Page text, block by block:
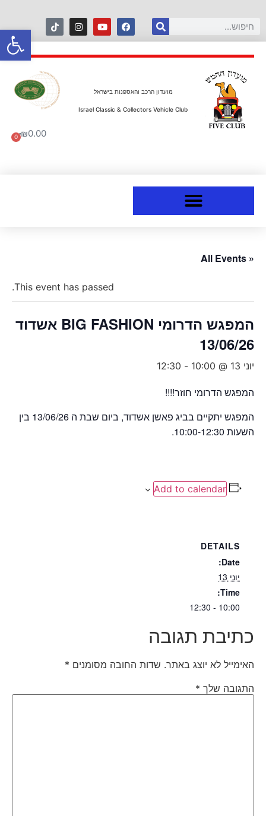
מועדון הרכב והאספנות בישראל
Israel Classic & Collectors Vehicle Club
₪0.00
0
« All Events
This event has passed.
המפגש הדרומי BIG FASHION אשדוד
13/06/26
יוני 13 @ 10:00 -
12:30
המפגש הדרומי חוזר!!!!
המפגש יתקיים בביג פאשן אשדוד, ביום שבת ה 13/06/26 בין
השעות 10:00-12:30.
Add to calendar
DETAILS
Date:
יוני 13
Time:
10:00 - 12:30
כתיבת תגובה
האימייל לא יוצג באתר. שדות החובה מסומנים *
התגובה שלך *
פתח